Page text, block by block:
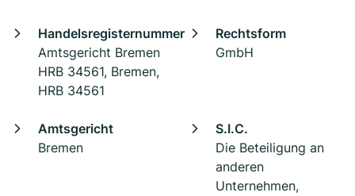
Handelsregisternummer
Amtsgericht Bremen
HRB 34561, Bremen,
HRB 34561
Rechtsform
GmbH
Amtsgericht
Bremen
S.I.C.
Die Beteiligung an
anderen
Unternehmen,